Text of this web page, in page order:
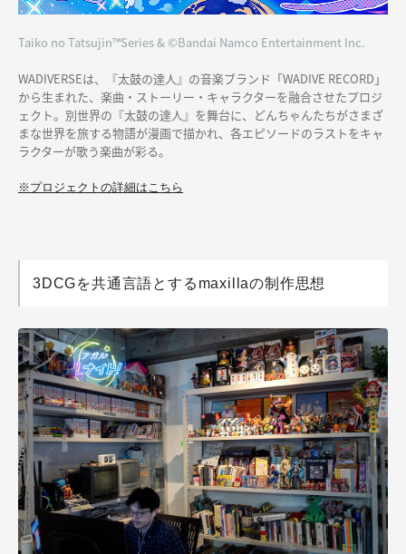
Taiko no Tatsujin™Series & ©Bandai Namco Entertainment Inc.
WADIVERSEは、『太鼓の達人』の音楽ブランド「WADIVE RECORD」
から生まれた、楽曲・ストーリー・キャラクターを融合させたプロジ
ェクト。別世界の『太鼓の達人』を舞台に、どんちゃんたちがさまざ
まな世界を旅する物語が漫画で描かれ、各エピソードのラストをキャ
ラクターが歌う楽曲が彩る。
※プロジェクトの詳細はこちら
3DCGを共通言語とするmaxillaの制作思想